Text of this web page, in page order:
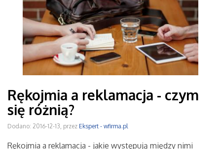
Rękojmia a reklamacja - czym
się różnią?
Dodano: 2016-12-13, przez Ekspert - wfirma.pl
Rękojmia a reklamacja - jakie występują między nimi